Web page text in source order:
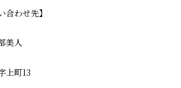
合わせ先】
美人
上町13